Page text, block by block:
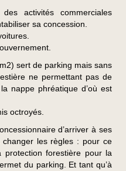
activités commerciales
sa concession.
sert de parking mais sans
ne permettant pas de
nappe phréatique d’où est
octroyés.
d’arriver à ses
les règles : pour ce
forestière pour la
du parking. Et tant qu’à